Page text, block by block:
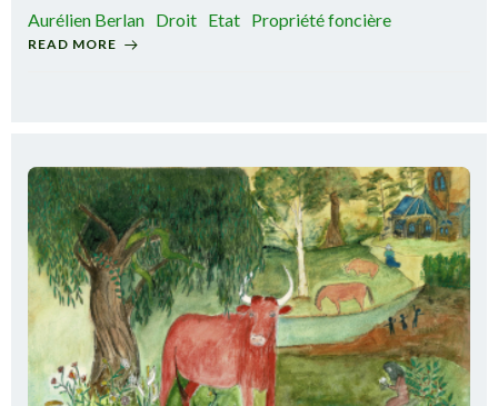
Aurélien Berlan Droit Etat Propriété foncière
READ MORE